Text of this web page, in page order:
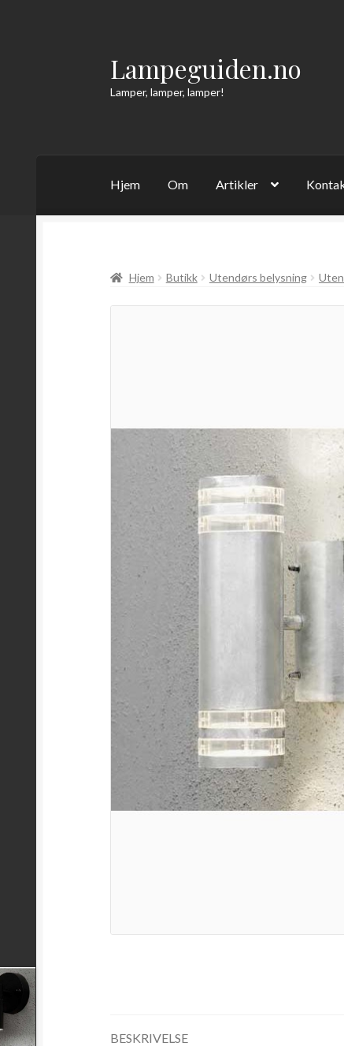
Hopp
til
navigasjon
Hopp
til
innhold
Lampeguiden.no
Lamper, lamper, lamper!
Hjem Om Artikler
Hjem Butikk Utendørs belysning
BESKRIVELSE